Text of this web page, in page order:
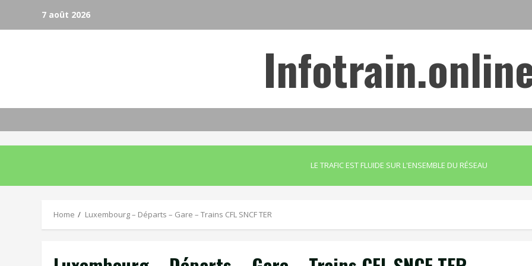
7 août 2026
LE TRAFIC EST FLUIDE SUR L'ENSEMBLE DU RÉSEAU
Home Luxembourg – Départs – Gare – Trains CFL SNCF TER